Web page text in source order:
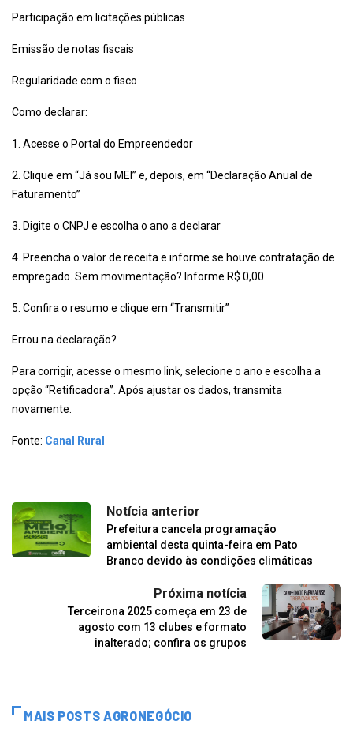
Participação em licitações públicas
Emissão de notas fiscais
Regularidade com o fisco
Como declarar:
1. Acesse o Portal do Empreendedor
2. Clique em “Já sou MEI” e, depois, em “Declaração Anual de
Faturamento”
3. Digite o CNPJ e escolha o ano a declarar
4. Preencha o valor de receita e informe se houve contratação de
empregado. Sem movimentação? Informe R$ 0,00
5. Confira o resumo e clique em “Transmitir”
Errou na declaração?
Para corrigir, acesse o mesmo link, selecione o ano e escolha a
opção “Retificadora”. Após ajustar os dados, transmita
novamente.
Fonte: Canal Rural
Notícia anterior
Prefeitura cancela programação
ambiental desta quinta-feira em Pato
Branco devido às condições climáticas
Próxima notícia
Terceirona 2025 começa em 23 de
agosto com 13 clubes e formato
inalterado; confira os grupos
MAIS POSTS AGRONEGÓCIO